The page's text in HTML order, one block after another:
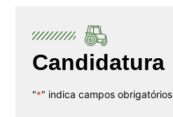
Candidatura
"*" indica campos obrigatórios